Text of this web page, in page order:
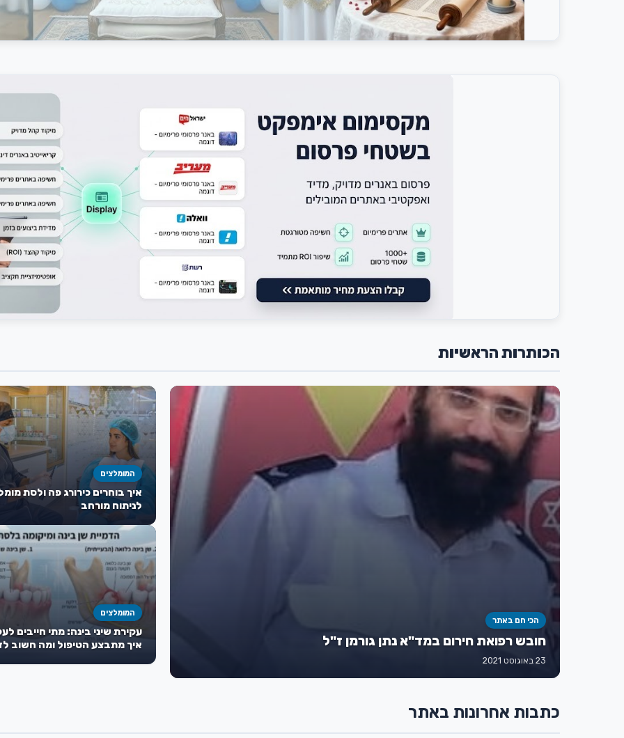
הכותרות הראשיות
הכי חם באתר
חובש רפואת חירום במד"א נתן גורמן ז"ל
23 באוגוסט 2021
המומלצים
איך בוחרים כירורג פה ולסת
לניתוח מורחב
המומלצים
עקירת שיני בינה: מתי חייבים
איך מתבצע הטיפול ומה חשוב
כתבות אחרונות באתר